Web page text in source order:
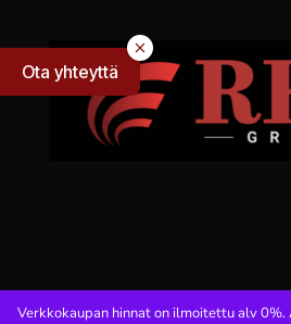
Verkkokaupan hinnat on ilmoitettu alv
Ota yhteyttä